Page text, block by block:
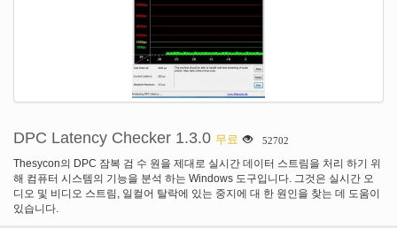
DPC Latency Checker 1.3.0 무료 52702
Thesycon의 DPC 잠복 검 수 원을 제대로 실시간 데이터 스트림을 처리 하기 위
해 컴퓨터 시스템의 기능을 분석 하는 Windows 도구입니다. 그것은 실시간 오
디오 및 비디오 스트림, 일컬어 탈락에 있는 중지에 대 한 원인을 찾는 데 도움이
있습니다.